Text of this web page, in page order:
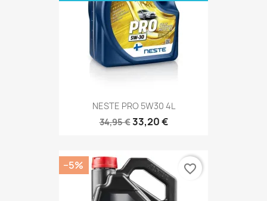
NESTE PRO 5W30 4L
34,95 €33,20 €
−5% favorite_border